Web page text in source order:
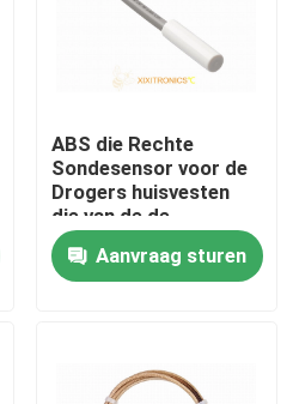
ABS die Rechte
Sondesensor voor de
Drogers huisvesten
die van de de
van Ijskastdehumidifie
Vloer verwarmen mft-
Aanvraag sturen